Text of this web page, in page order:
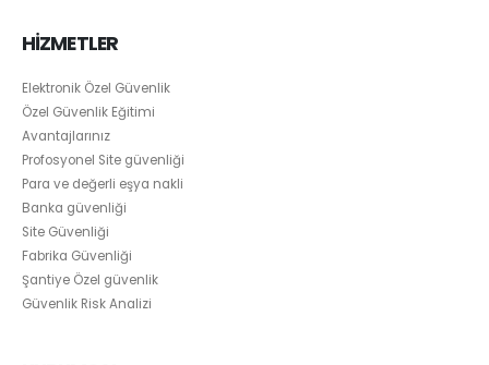
HİZMETLER
Elektronik Özel Güvenlik
Özel Güvenlik Eğitimi
Avantajlarınız
Profosyonel Site güvenliği
Para ve değerli eşya nakli
Banka güvenliği
Site Güvenliği
Fabrika Güvenliği
Şantiye Özel güvenlik
Güvenlik Risk Analizi